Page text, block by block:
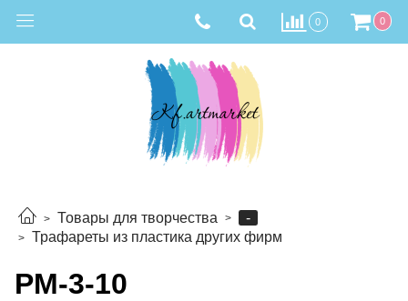
0 0
Товары для творчества
-
Трафареты из пластика других фирм
РМ-3-10